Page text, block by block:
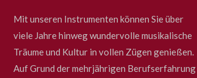
Mit unseren Instrumenten können Sie über
viele Jahre hinweg wundervolle musikalische
Träume und Kultur in vollen Zügen genießen.
Auf Grund der mehrjährigen Berufserfahrung